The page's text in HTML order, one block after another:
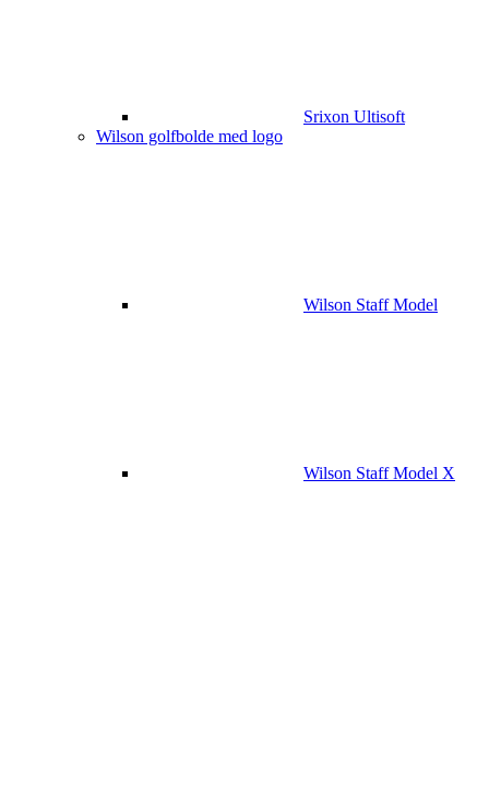
Srixon Ultisoft
Wilson golfbolde med logo
Wilson Staff Model
Wilson Staff Model X